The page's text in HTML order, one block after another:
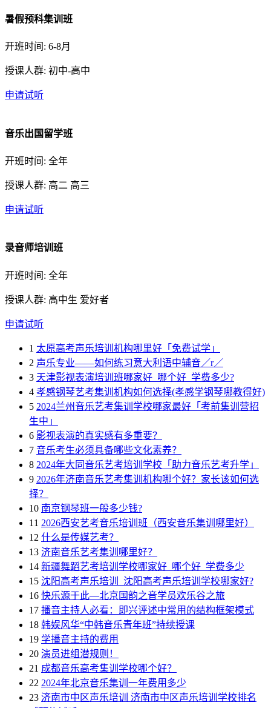
暑假预科集训班
开班时间: 6-8月
授课人群: 初中-高中
申请试听
音乐出国留学班
开班时间: 全年
授课人群: 高二 高三
申请试听
录音师培训班
开班时间: 全年
授课人群: 高中生 爱好者
申请试听
1 太原高考声乐培训机构哪里好「免费试学」
2 声乐专业——如何练习意大利语中辅音／r／
3 天津影视表演培训班哪家好_哪个好_学费多少?
4 孝感钢琴艺考集训机构如何选择(孝感学钢琴哪教得好)
5 2024兰州音乐艺考集训学校哪家最好「考前集训营招
生中」
6 影视表演的真实感有多重要？
7 音乐考生必须具备哪些文化素养？
8 2024年大同音乐艺考培训学校「助力音乐艺考升学」
9 2026年济南音乐艺考集训机构哪个好？家长该如何选
择？
10 南京钢琴班一般多少钱?
11 2026西安艺考音乐培训班（西安音乐集训哪里好）
12 什么是传媒艺考？
13 济南音乐艺考集训哪里好？
14 新疆舞蹈艺考培训学校哪家好_哪个好_学费多少
15 沈阳高考声乐培训_沈阳高考声乐培训学校哪家好?
16 快乐源于此—北京国韵之音学员欢乐谷之旅
17 播音主持人必看：即兴评述中常用的结构框架模式
18 韩娱风华“中韩音乐青年班”持续授课
19 学播音主持的费用
20 演员进组潜规则！
21 成都音乐高考集训学校哪个好？
22 2024年北京音乐集训一年费用多少
23 济南市中区声乐培训 济南市中区声乐培训学校排名